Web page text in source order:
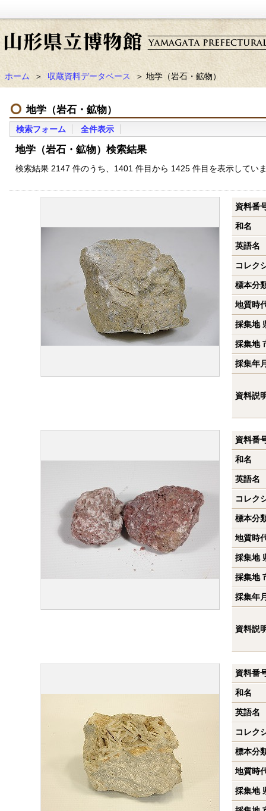
ホーム ＞ 収蔵資料データベース ＞ 地学（岩石・鉱物）
地学（岩石・鉱物）
検索フォーム 全件表示
地学（岩石・鉱物）検索結果
検索結果 2147 件のうち、1401 件目から 1425 件目を表示してい
資料番
和名
英語名
コレク
標本分
地質時
採集地
採集地
採集年
資料説
資料番
和名
英語名
コレク
標本分
地質時
採集地
採集地
採集年
資料説
資料番
和名
英語名
コレク
標本分
地質時
採集地